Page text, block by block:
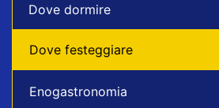
Dove dormire
Dove festeggiare
Enogastronomia